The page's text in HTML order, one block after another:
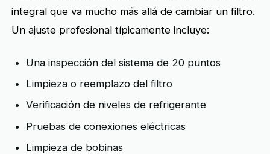
integral que va mucho más allá de cambiar un filtro.
Un ajuste profesional típicamente incluye:
Una inspección del sistema de 20 puntos
Limpieza o reemplazo del filtro
Verificación de niveles de refrigerante
Pruebas de conexiones eléctricas
Limpieza de bobinas